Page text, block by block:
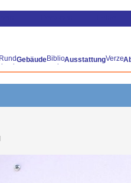
Gebäude Ausstattung